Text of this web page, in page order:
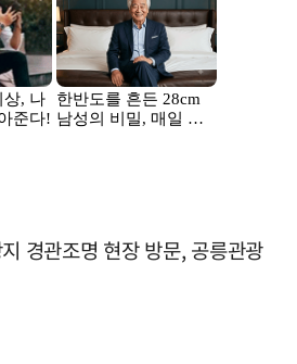
경관조명 현장 방문, 공릉관광